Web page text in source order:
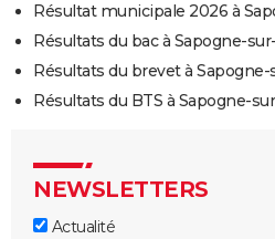
Résultat municipale 2026 à
Résultats du bac à Sapogne-
Résultats du brevet à
Résultats du BTS à Sapogne-
NEWSLETTERS
Actualité